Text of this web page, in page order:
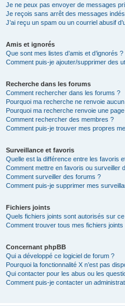
Je ne peux pas envoyer de messages
Je reçois sans arrêt des messages
J’ai reçu un spam ou un courriel abusif
Amis et ignorés
Que sont mes listes d’amis et d’ignorés ?
Comment puis-je ajouter/supprimer des
Recherche dans les forums
Comment rechercher dans les forums ?
Pourquoi ma recherche ne renvoie
Pourquoi ma recherche renvoie une
Comment rechercher des membres ?
Comment puis-je trouver mes propres
Surveillance et favoris
Quelle est la différence entre les favoris
Comment mettre en favoris ou surveiller
Comment surveiller des forums ?
Comment puis-je supprimer mes
Fichiers joints
Quels fichiers joints sont autorisés sur
Comment trouver tous mes fichiers joints
Concernant phpBB
Qui a développé ce logiciel de forum ?
Pourquoi la fonctionnalité X n’est pas
Qui contacter pour les abus ou les
Comment puis-je contacter un